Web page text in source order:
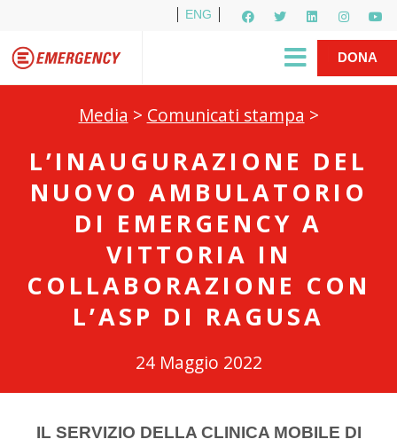
ENG
R1PUD1A
DONA
Media > Comunicati stampa >
L’INAUGURAZIONE DEL
NUOVO AMBULATORIO
DI EMERGENCY A
VITTORIA IN
COLLABORAZIONE CON
L’ASP DI RAGUSA
24 Maggio 2022
IL SERVIZIO DELLA CLINICA MOBILE DI